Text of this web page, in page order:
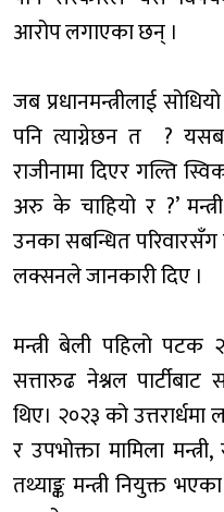
आरोप लगाएका छन् ।
जब प्रधानमन्त्रीलाई
पनि त्याग्नेछन त ?
राजीनामा दिएर गल्ति
अरु के चाहियो र ?’
उनका सबन्धित परिवारसँग
लक्सनले जानकारी दिए ।
मन्त्री बेली पहिलो पटक
सत्तारुढ नेश्नल
थिए। २०२३ को
र उपभोक्ता मामिला
तथ्याङ्क मन्त्री नियुक्त